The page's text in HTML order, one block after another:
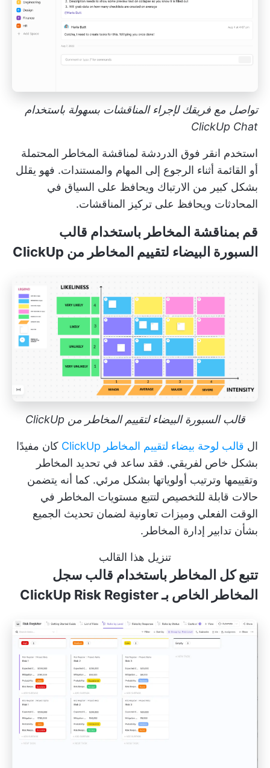
تواصل مع فريقك لإجراء المناقشات بسهولة باستخدام
ClickUp Chat
استخدم انقر فوق الدردشة لمناقشة المخاطر المحتملة
أو القائمة أثناء الرجوع إلى المهام والمستندات. فهو يقلل
بشكل كبير من الارتباك ويحافظ على السياق في
المحادثات ويحافظ على تركيز المناقشات.
قم بمناقشة المخاطر باستخدام قالب
السبورة البيضاء لتقييم المخاطر من ClickUp
قالب السبورة البيضاء لتقييم المخاطر من ClickUp
ال قالب لوحة بيضاء لتقييم المخاطر ClickUp
كان مفيدًا
بشكل خاص لفريقي. فقد ساعد في تحديد المخاطر
وتقييمها وترتيب أولوياتها بشكل مرئي. كما أنه يتضمن
حالات قابلة للتخصيص لتتبع مستويات المخاطر في
الوقت الفعلي وميزات تعاونية لضمان تحديث الجميع
بشأن تدابير إدارة المخاطر.
تنزيل هذا القالب
تتبع كل المخاطر باستخدام قالب سجل
المخاطر الخاص بـ ClickUp Risk Register